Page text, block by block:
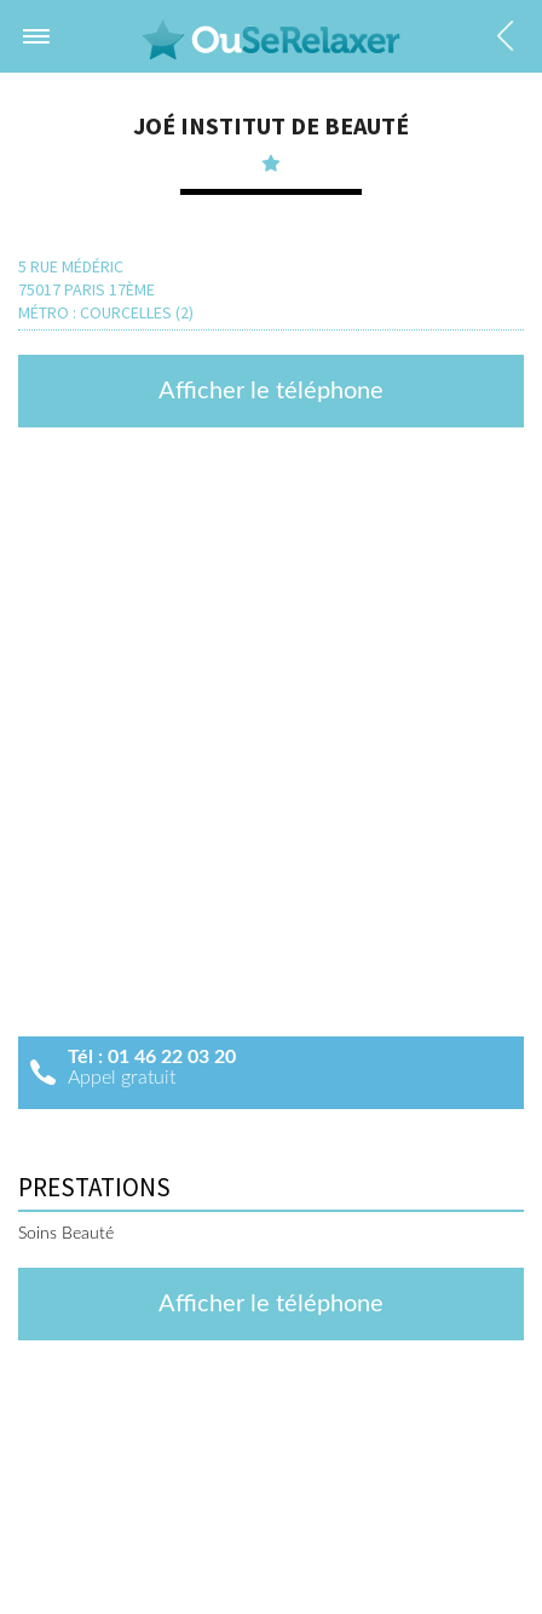
JOÉ INSTITUT DE BEAUTÉ
5 RUE MÉDÉRIC
75017 PARIS 17ÈME
MÉTRO : COURCELLES (2)
Afficher le téléphone
Tél : 01 46 22 03 20
Appel gratuit
PRESTATIONS
Soins Beauté
Afficher le téléphone